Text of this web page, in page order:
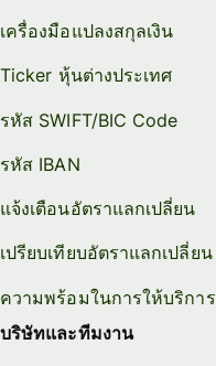
เครื่องมือแปลงสกุลเงิน
Ticker หุ้นต่างประเทศ
รหัส SWIFT/BIC Code
รหัส IBAN
แจ้งเตือนอัตราแลกเปลี่ยน
เปรียบเทียบอัตราแลกเปลี่ยน
ความพร้อมในการให้บริการ
บริษัทและทีมงาน